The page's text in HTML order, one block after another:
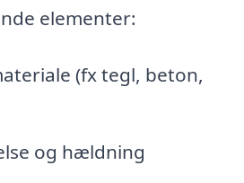
elementer:
(fx tegl, beton,
og hældning